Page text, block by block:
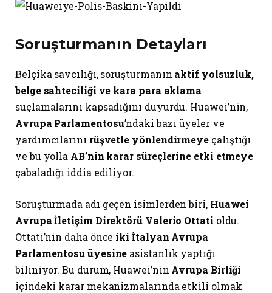
Soruşturmanın Detayları
Belçika savcılığı, soruşturmanın aktif yolsuzluk,
belge sahteciliği ve kara para aklama
suçlamalarını kapsadığını duyurdu. Huawei’nin,
Avrupa Parlamentosu’ndaki bazı üyeler ve
yardımcılarını rüşvetle yönlendirmeye çalıştığı
ve bu yolla AB’nin karar süreçlerine etki etmeye
çabaladığı iddia ediliyor.
Soruşturmada adı geçen isimlerden biri, Huawei
Avrupa İletişim Direktörü Valerio Ottati oldu.
Ottati’nin daha önce iki İtalyan Avrupa
Parlamentosu üyesine asistanlık yaptığı
biliniyor. Bu durum, Huawei’nin Avrupa Birliği
içindeki karar mekanizmalarında etkili olmak